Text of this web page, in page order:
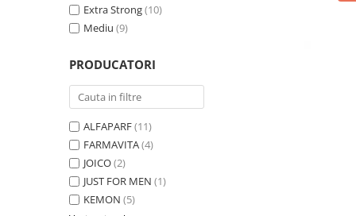
Extra Strong(10)
Mediu (9)
PRODUCATORI
ALFAPARF(11)
FARMAVITA(4)
JOICO(2)
JUST FOR MEN (1)
KEMON (5)